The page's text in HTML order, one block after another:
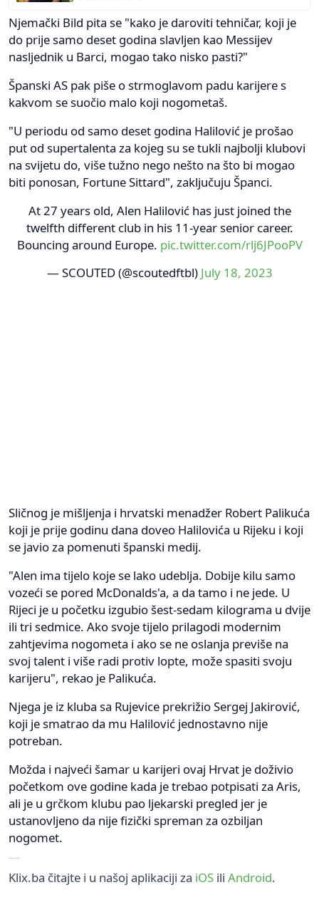
Njemački Bild pita se "kako je daroviti tehničar, koji je
do prije samo deset godina slavljen kao Messijev
nasljednik u Barci, mogao tako nisko pasti?"
Španski AS pak piše o strmoglavom padu karijere s
kakvom se suočio malo koji nogometaš.
"U periodu od samo deset godina Halilović je prošao
put od supertalenta za kojeg su se tukli najbolji klubovi
na svijetu do, više tužno nego nešto na što bi mogao
biti ponosan, Fortune Sittard", zaključuju Španci.
At 27 years old, Alen Halilović has just joined the
twelfth different club in his 11-year senior career.
Bouncing around Europe. pic.twitter.com/rlj6JPooPV
— SCOUTED (@scoutedftbl) July 18, 2023
Sličnog je mišljenja i hrvatski menadžer Robert Palikuća
koji je prije godinu dana doveo Halilovića u Rijeku i koji
se javio za pomenuti španski medij.
"Alen ima tijelo koje se lako udeblja. Dobije kilu samo
vozeći se pored McDonalds'a, a da tamo i ne jede. U
Rijeci je u početku izgubio šest-sedam kilograma u dvije
ili tri sedmice. Ako svoje tijelo prilagodi modernim
zahtjevima nogometa i ako se ne oslanja previše na
svoj talent i više radi protiv lopte, može spasiti svoju
karijeru", rekao je Palikuća.
Njega je iz kluba sa Rujevice prekrižio Sergej Jakirović,
koji je smatrao da mu Halilović jednostavno nije
potreban.
Možda i najveći šamar u karijeri ovaj Hrvat je doživio
početkom ove godine kada je trebao potpisati za Aris,
ali je u grčkom klubu pao ljekarski pregled jer je
ustanovljeno da nije fizički spreman za ozbiljan
nogomet.
Klix.ba čitajte i u našoj aplikaciji za iOS ili Android.